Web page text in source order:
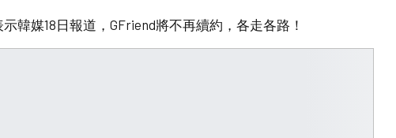
韓媒18日報道，GFriend將不再續約，各走各路！